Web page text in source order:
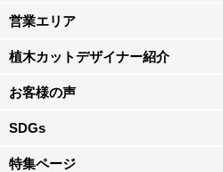
営業エリア
植木カットデザイナー紹介
お客様の声
SDGs
特集ページ